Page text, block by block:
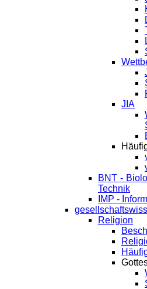
JIA
BNT -
Technik
IMP -
Religion